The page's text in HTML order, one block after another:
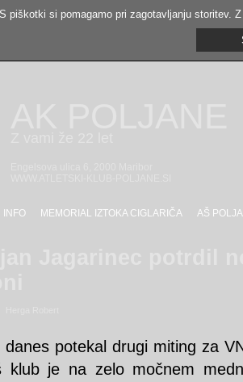
S piškotki si pomagamo pri zagotavljanju storitev.
INFO MEMORIAL IZTOKA CIGLARIČA AŠ
potekal drugi miting za
klub je na zelo močnem